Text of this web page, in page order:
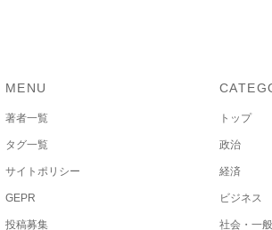
MENU
著者一覧
タグ一覧
サイトポリシー
GEPR
投稿募集
トップ
政治
経済
ビジネス
社会・一般